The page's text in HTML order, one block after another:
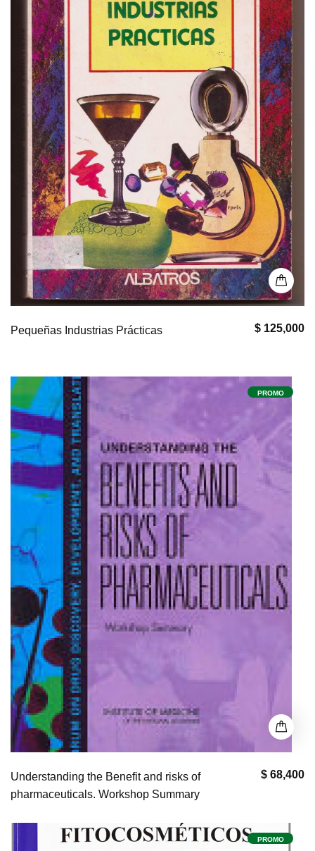
$ 125,000
Pequeñas Industrias Prácticas
PROMO
$ 68,400
Understanding the Benefit and risks of
pharmaceuticals. Workshop Summary
PROMO